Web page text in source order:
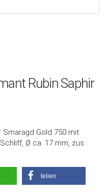
Rubin Saphir
Smaragd Gold 750 mit
Ø ca. 17 mm, zus.
teilen